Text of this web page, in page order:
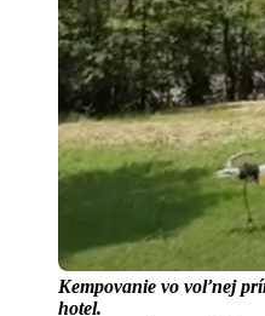
Kempovanie vo voľnej
hotel.